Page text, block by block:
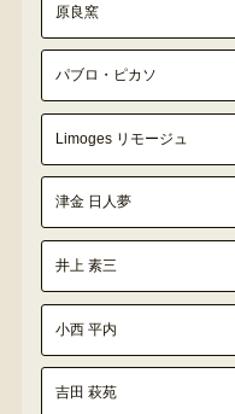
原良窯
パブロ・ピカソ
Limoges リモージュ
津金 日人夢
井上 素三
小西 平内
吉田 萩苑